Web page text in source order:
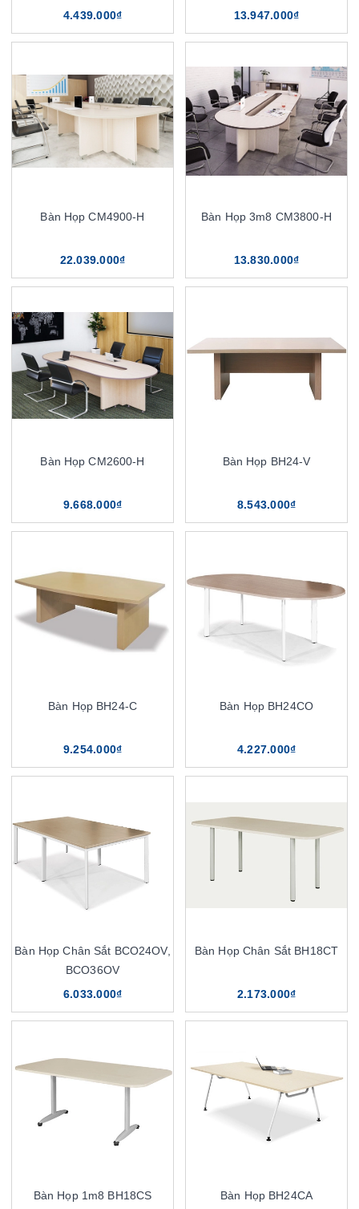
4.439.000₫ 13.947.000₫
Bàn Họp CM4900-H
22.039.000₫
Bàn Họp 3m8 CM3800-H
13.830.000₫
Bàn Họp CM2600-H
9.668.000₫
Bàn Họp BH24-V
8.543.000₫
Bàn Họp BH24-C
9.254.000₫
Bàn Họp BH24CO
4.227.000₫
Bàn Họp Chân Sắt BCO24OV,
BCO36OV
6.033.000₫
Bàn Họp Chân Sắt BH18CT
2.173.000₫
Bàn Họp 1m8 BH18CS Bàn Họp BH24CA